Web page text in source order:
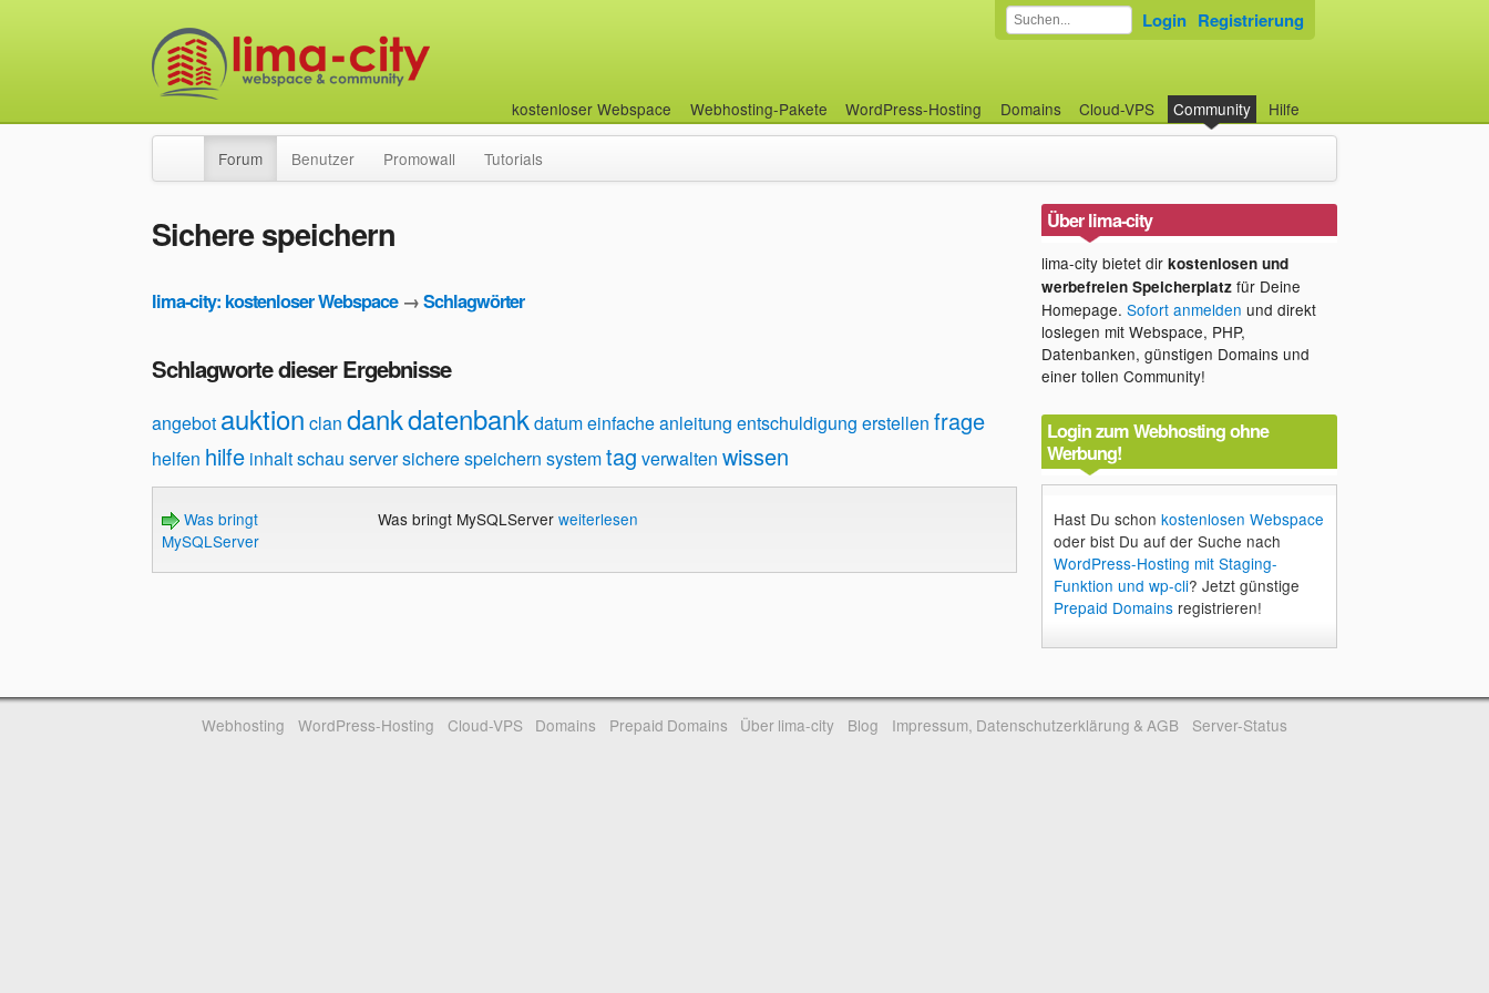
kostenloser Webspace Webhosting-Pakete WordPress-Hosting Domains Cloud-VPS Community Hilfe
Login Registrierung
Forum Benutzer Promowall Tutorials
Sichere speichern
lima-city: kostenloser Webspace→Schlagwörter
Schlagworte dieser Ergebnisse
angebot auktion clan dankdatenbankdatumeinfache anleitung entschuldigung erstellen frage
helfen hilfe inhaltschau serversichere speichern systemtag verwalten wissen
Was bringt
MySQLServer
Was bringt MySQLServer weiterlesen
Über lima-city
lima-city bietet dir kostenlosen und
werbefreien Speicherplatzfür Deine
Homepage. Sofort anmelden und direkt
loslegen mit Webspace, PHP,
Datenbanken, günstigen Domains und
einer tollen Community!
Login zum Webhosting ohne
Werbung!
Hast Du schon kostenlosen Webspace
oder bist Du auf der Suche nach
WordPress-Hosting mit Staging-
Funktion und wp-cli? Jetzt günstige
Prepaid Domainsregistrieren!
Webhosting WordPress-Hosting Cloud-VPS Domains Prepaid Domains Über lima-city Blog Impressum, Datenschutzerklärung & AGB Server-Status